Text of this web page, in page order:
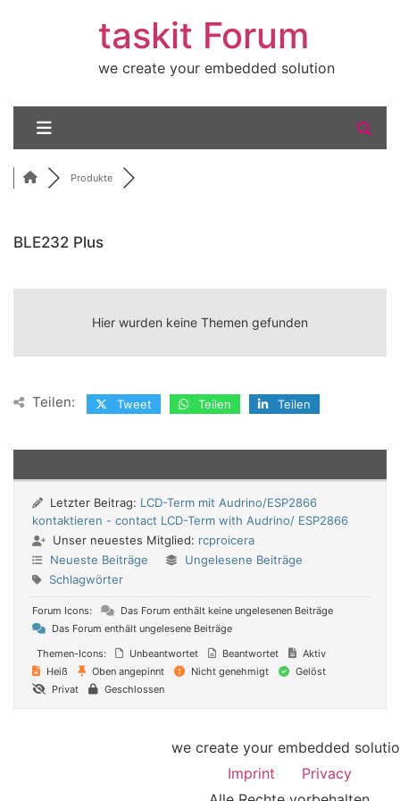
taskit Forum
we create your embedded solution
Produkte
BLE232 Plus
Hier wurden keine Themen gefunden
Teilen: Tweet Teilen Teilen
Letzter Beitrag: LCD-Term mit Audrino/ESP2866
kontaktieren - contact LCD-Term with Audrino/ ESP2866
Unser neuestes Mitglied: rcproicera
Neueste Beiträge
Ungelesene Beiträge
Schlagwörter
Forum Icons:
Das Forum enthält keine ungelesenen Beiträge
Das Forum enthält ungelesene Beiträge
Themen-Icons:
Unbeantwortet Beantwortet
Aktiv
Heiß
Oben angepinnt Nicht genehmigt
Gelöst
Privat
Geschlossen
we create your embedded
Imprint
Privacy